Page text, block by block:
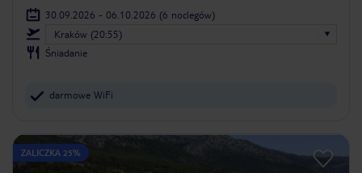
30.09.2026 - 06.10.2026 (6 noclegów)
Kraków (20:55)
Śniadanie
darmowe WiFi
ZALICZKA 25%